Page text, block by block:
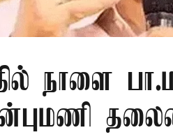
நாளை